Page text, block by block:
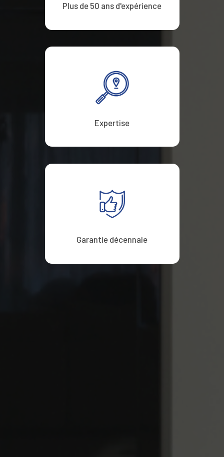
Plus de 50 ans d'expérience
Expertise
Garantie décennale